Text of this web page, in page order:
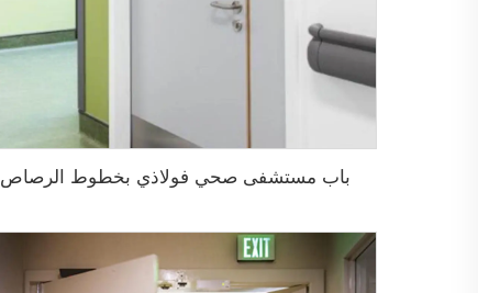
باب مستشفى صحي فولاذي بخطوط الرصاص